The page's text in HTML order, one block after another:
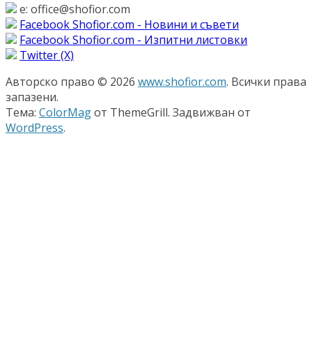
e: office@shofior.com
Facebook Shofior.com - Новини и съвети
Facebook Shofior.com - Изпитни листовки
Twitter (Х)
Авторско право © 2026 www.shofior.com. Всички права
запазени.
Тема: ColorMagот ThemeGrill. Задвижван от
WordPress.